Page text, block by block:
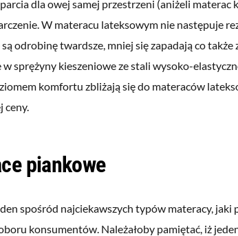
dla owej samej przestrzeni (aniżeli materac
W materacu lateksowym nie następuje
odrobinę twardsze, mniej się zapadają co także
sprężyny kieszeniowe ze stali wysoko-
komfortu zbliżają się do materaców
ceny.
piankowe
spośród najciekawszych typów materacy, jaki
konsumentów. Należałoby pamiętać, iż